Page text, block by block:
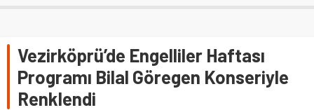
Vezirköprü’de Engelliler Haftası
Programı Bilal Göregen Konseriyle
Renklendi